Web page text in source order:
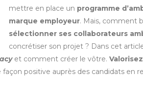
mettre en place un programme
marque employeur. Mais, comment
sélectionner ses collaborateurs
concrétiser son projet ? Dans cet
et comment créer le vôtre.
positive auprès des candidats en